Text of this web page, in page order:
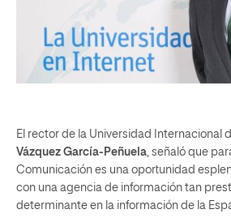
El rector de la Universidad Internacional
Vázquez García-Peñuela, señaló que
Comunicación es una oportunidad
con una agencia de información tan
determinante en la información de la